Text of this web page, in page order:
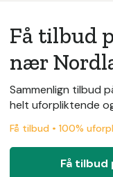
Få tilbud
nær
Sammenlign tilbud
helt uforpliktende
Få tilbud • 100%
Få tilbud